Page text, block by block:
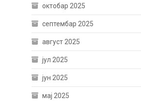
октобар 2025
септембар 2025
август 2025
јул 2025
јун 2025
мај 2025